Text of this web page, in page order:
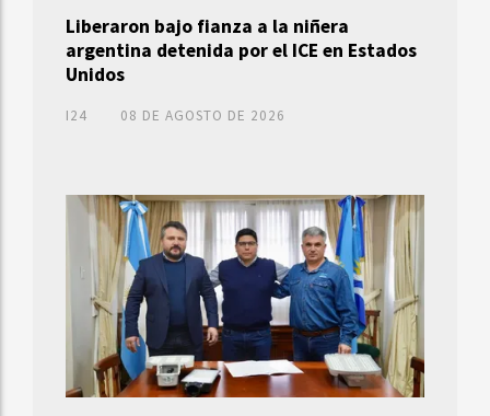
Liberaron bajo fianza a la niñera
argentina detenida por el ICE en Estados
Unidos
I24 08 DE AGOSTO DE 2026